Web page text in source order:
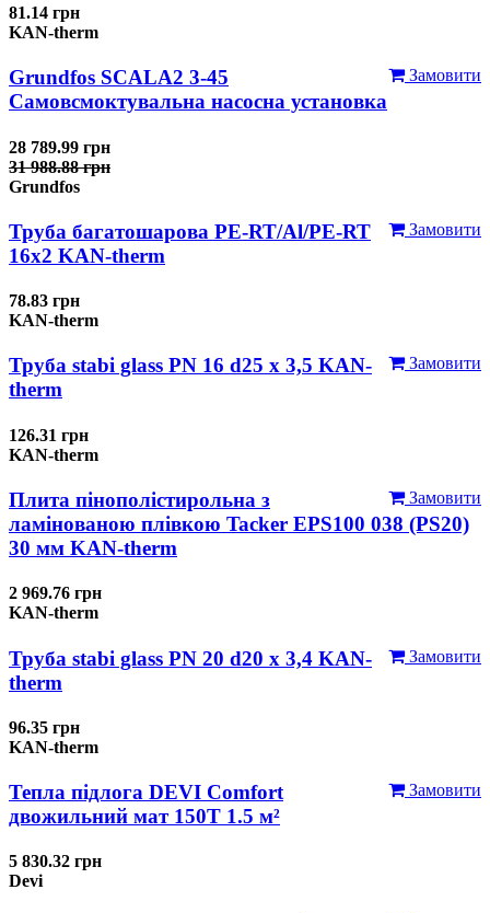
81.14 грн
KAN-therm
Замовити
Grundfos SCALA2 3-45
Самовсмоктувальна насосна установка
28 789.99 грн
31 988.88 грн
Grundfos
Замовити
Труба багатошарова PE-RT/Al/PE-RT
16x2 KAN-therm
78.83 грн
KAN-therm
Замовити
Труба stabi glass PN 16 d25 х 3,5 KAN-
therm
126.31 грн
KAN-therm
Замовити
Плита пінополістирольна з
ламінованою плівкою Tacker EPS100 038 (PS20)
30 мм KAN-therm
2 969.76 грн
KAN-therm
Замовити
Труба stabi glass PN 20 d20 х 3,4 KAN-
therm
96.35 грн
KAN-therm
Замовити
Тепла підлога DEVI Comfort
двожильний мат 150T 1.5 м²
5 830.32 грн
Devi